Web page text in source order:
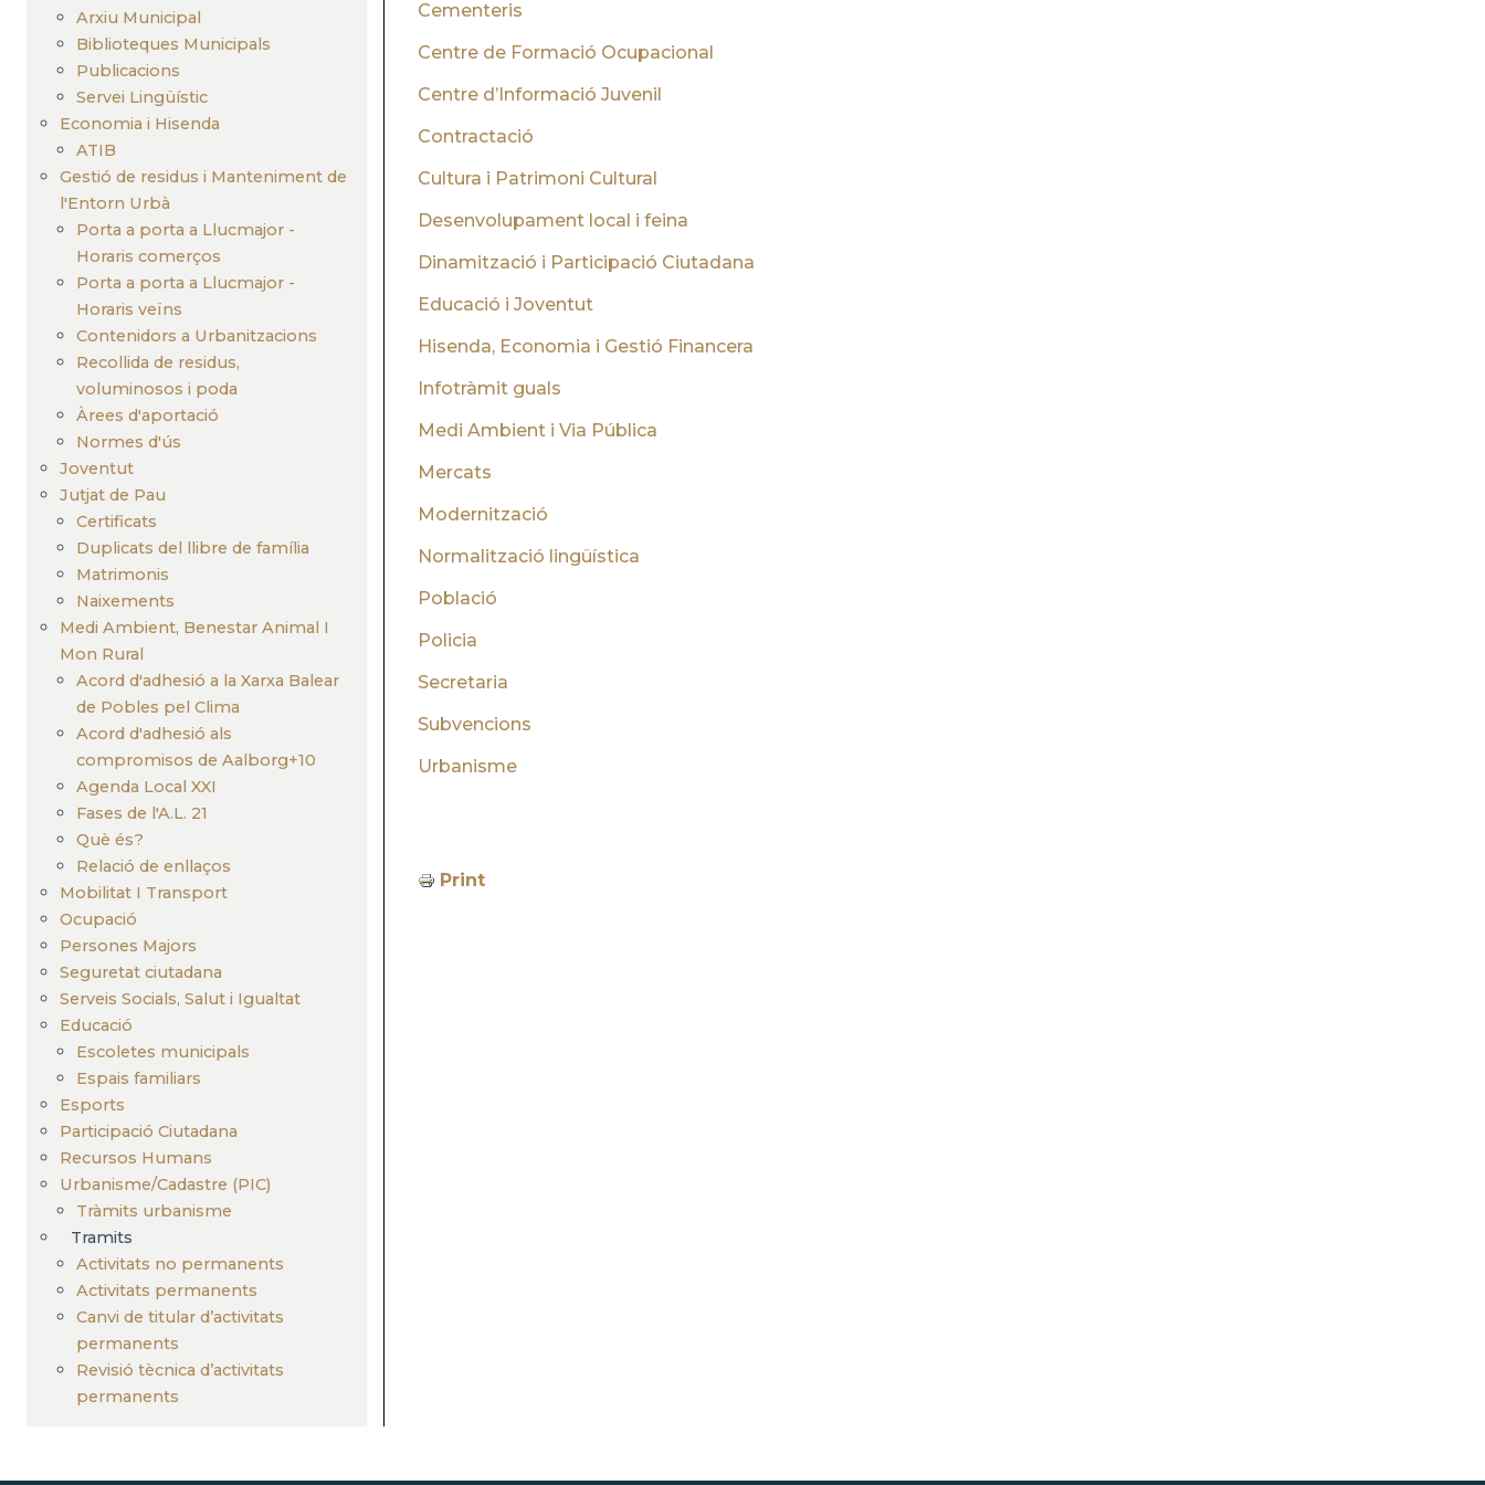
Arxiu Municipal
Biblioteques Municipals
Publicacions
Servei Lingüístic
Economia i Hisenda
ATIB
Gestió de residus i Manteniment de
l'Entorn Urbà
Porta a porta a Llucmajor -
Horaris comerços
Porta a porta a Llucmajor -
Horaris veïns
Contenidors a Urbanitzacions
Recollida de residus,
voluminosos i poda
Àrees d'aportació
Normes d'ús
Joventut
Jutjat de Pau
Certificats
Duplicats del llibre de família
Matrimonis
Naixements
Medi Ambient, Benestar Animal I
Mon Rural
Acord d'adhesió a la Xarxa Balear
de Pobles pel Clima
Acord d'adhesió als
compromisos de Aalborg+10
Agenda Local XXI
Fases de l'A.L. 21
Què és?
Relació de enllaços
Mobilitat I Transport
Ocupació
Persones Majors
Seguretat ciutadana
Serveis Socials, Salut i Igualtat
Educació
Escoletes municipals
Espais familiars
Esports
Participació Ciutadana
Recursos Humans
Urbanisme/Cadastre (PIC)
Tràmits urbanisme
Tramits
Activitats no permanents
Activitats permanents
Canvi de titular d’activitats
permanents
Revisió tècnica d’activitats
permanents
Cementeris
Centre de Formació Ocupacional
Centre d’Informació Juvenil
Contractació
Cultura i Patrimoni Cultural
Desenvolupament local i feina
Dinamització i Participació Ciutadana
Educació i Joventut
Hisenda, Economia i Gestió Financera
Infotràmit guals
Medi Ambient i Via Pública
Mercats
Modernització
Normalització lingüística
Població
Policia
Secretaria
Subvencions
Urbanisme
Print